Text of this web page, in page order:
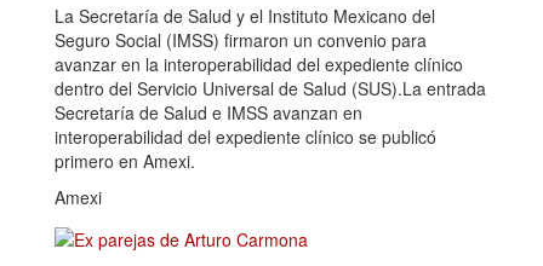
La Secretaría de Salud y el Instituto Mexicano del
Seguro Social (IMSS) firmaron un convenio para
avanzar en la interoperabilidad del expediente clínico
dentro del Servicio Universal de Salud (SUS).La entrada
Secretaría de Salud e IMSS avanzan en
interoperabilidad del expediente clínico se publicó
primero en Amexi.
Amexi